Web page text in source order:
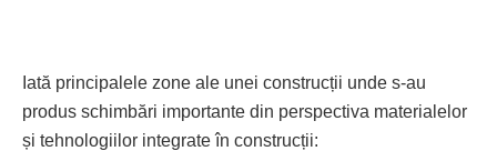
Iată principalele zone ale unei construcții unde s-au
produs schimbări importante din perspectiva materialelor
și tehnologiilor integrate în construcții: